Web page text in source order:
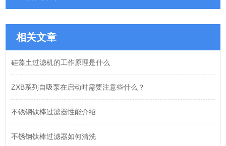
相关文章
硅藻土过滤机的工作原理是什么
ZXB系列自吸泵在启动时需要注意些什么？
不锈钢钛棒过滤器性能介绍
不锈钢钛棒过滤器如何清洗